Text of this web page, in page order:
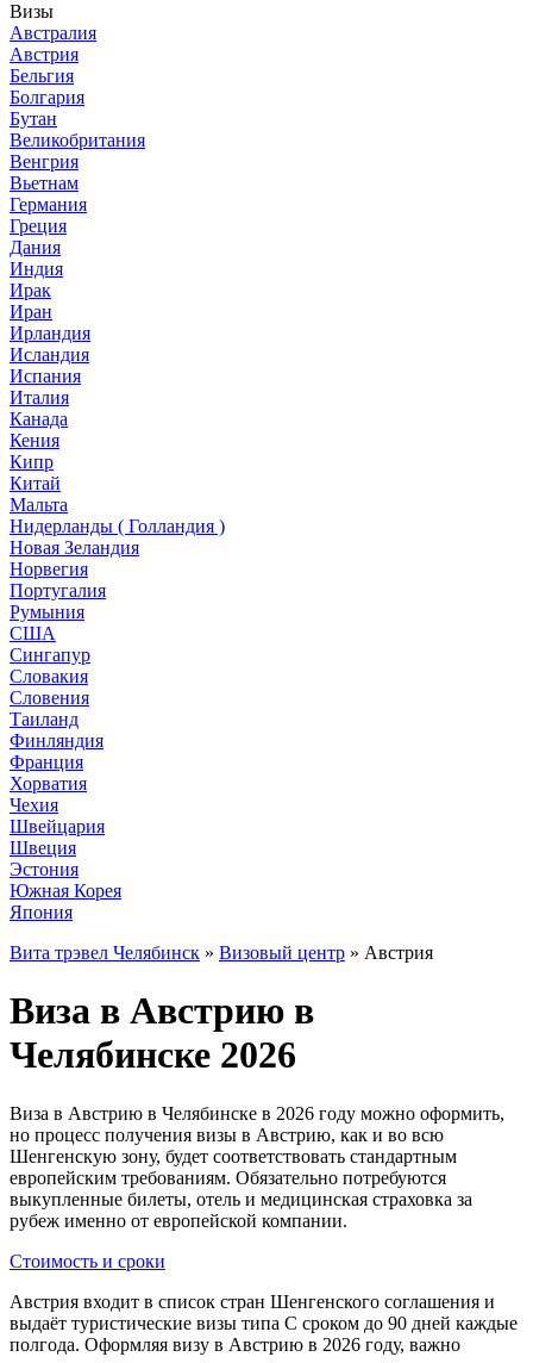
Визы
Австралия
Австрия
Бельгия
Болгария
Бутан
Великобритания
Венгрия
Вьетнам
Германия
Греция
Дания
Индия
Ирак
Иран
Ирландия
Исландия
Испания
Италия
Канада
Кения
Кипр
Китай
Мальта
Нидерланды ( Голландия )
Новая Зеландия
Норвегия
Португалия
Румыния
США
Сингапур
Словакия
Словения
Таиланд
Финляндия
Франция
Хорватия
Чехия
Швейцария
Швеция
Эстония
Южная Корея
Япония
Вита трэвел Челябинск » Визовый центр » Австрия
Виза в Австрию в
Челябинске 2026
Виза в Австрию в Челябинске в 2026 году можно оформить,
но процесс получения визы в Австрию, как и во всю
Шенгенскую зону, будет соответствовать стандартным
европейским требованиям. Обязательно потребуются
выкупленные билеты, отель и медицинская страховка за
рубеж именно от европейской компании.
Стоимость и сроки
Австрия входит в список стран Шенгенского соглашения и
выдаёт туристические визы типа C сроком до 90 дней каждые
полгода. Оформляя визу в Австрию в 2026 году, важно